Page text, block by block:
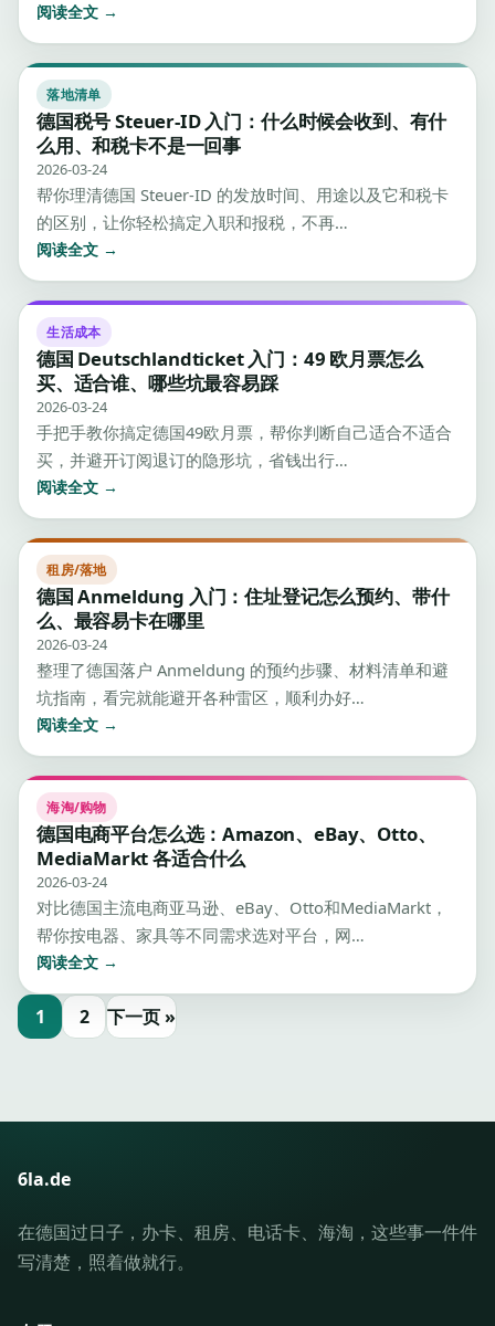
阅读全文 →
落地清单
德国税号 Steuer-ID 入门：什么时候会收到、有什
么用、和税卡不是一回事
2026-03-24
帮你理清德国 Steuer-ID 的发放时间、用途以及它和税卡
的区别，让你轻松搞定入职和报税，不再…
阅读全文 →
生活成本
德国 Deutschlandticket 入门：49 欧月票怎么
买、适合谁、哪些坑最容易踩
2026-03-24
手把手教你搞定德国49欧月票，帮你判断自己适合不适合
买，并避开订阅退订的隐形坑，省钱出行…
阅读全文 →
租房/落地
德国 Anmeldung 入门：住址登记怎么预约、带什
么、最容易卡在哪里
2026-03-24
整理了德国落户 Anmeldung 的预约步骤、材料清单和避
坑指南，看完就能避开各种雷区，顺利办好…
阅读全文 →
海淘/购物
德国电商平台怎么选：Amazon、eBay、Otto、
MediaMarkt 各适合什么
2026-03-24
对比德国主流电商亚马逊、eBay、Otto和MediaMarkt，
帮你按电器、家具等不同需求选对平台，网…
阅读全文 →
1 2 下一页 »
6la.de
在德国过日子，办卡、租房、电话卡、海淘，这些事一件件
写清楚，照着做就行。